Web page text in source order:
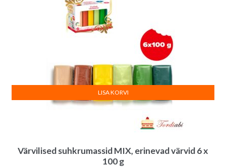
Värvilised suhkrumassid MIX, erinevad värvid 6 x
100 g
LISA KORVI